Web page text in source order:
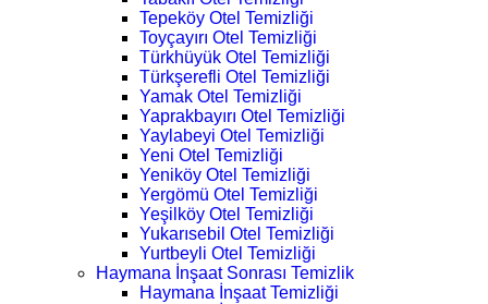
Tepeköy Otel Temizliği
Toyçayırı Otel Temizliği
Türkhüyük Otel Temizliği
Türkşerefli Otel Temizliği
Yamak Otel Temizliği
Yaprakbayırı Otel Temizliği
Yaylabeyi Otel Temizliği
Yeni Otel Temizliği
Yeniköy Otel Temizliği
Yergömü Otel Temizliği
Yeşilköy Otel Temizliği
Yukarısebil Otel Temizliği
Yurtbeyli Otel Temizliği
Haymana İnşaat Sonrası Temizlik
Haymana İnşaat Temizliği